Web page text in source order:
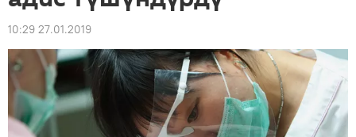
10:29 27.01.2019